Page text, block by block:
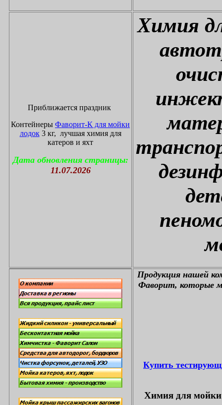
Приближается праздник
Контейнеры Фаворит-К для мойки
лодок3 кг, лучшая химия для
катеров и яхт
Дата обновления страницы:
11.07.2026
Химия
Продукция нашей
Фаворит, которые
Купить
Химия для мойки